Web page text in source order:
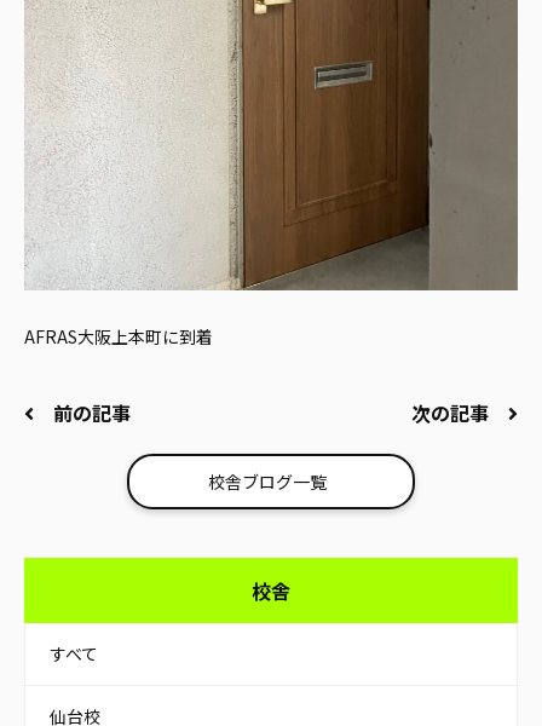
AFRAS大阪上本町に到着
前の記事 次の記事
校舎ブログ一覧
校舎
すべて
仙台校